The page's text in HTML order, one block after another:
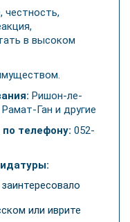
честность,
в высоком
Ришон-ле-
Ган и другие
телефону: 052-
или иврите